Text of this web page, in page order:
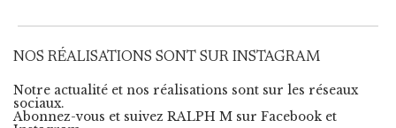
NOS RÉALISATIONS SONT SUR INSTAGRAM
Notre actualité et nos réalisations sont sur les réseaux
sociaux.
Abonnez-vous et suivez RALPH M sur Facebook et